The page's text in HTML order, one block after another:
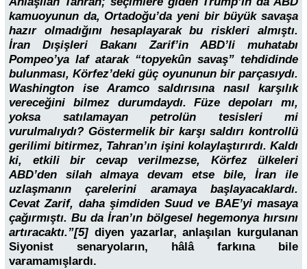
kamuoyunun da, Ortadoğu’da yeni bir büyük savaşa
hazır olmadığını hesaplayarak bu riskleri almıştı.
İran Dışişleri Bakanı Zarif’in ABD’li muhatabı
Pompeo’ya laf atarak “topyekûn savaş” tehdidinde
bulunması, Körfez’deki güç oyununun bir parçasıydı.
Washington ise Aramco saldırısına nasıl karşılık
vereceğini bilmez durumdaydı. Füze depoları mı,
yoksa satılamayan petrolün tesisleri mi
vurulmalıydı? Göstermelik bir karşı saldırı kontrollü
gerilimi bitirmez, Tahran’ın işini kolaylaştırırdı. Kaldı
ki, etkili bir cevap verilmezse, Körfez ülkeleri
ABD’den silah almaya devam etse bile, İran ile
uzlaşmanın çarelerini aramaya başlayacaklardı.
Cevat Zarif, daha şimdiden Suud ve BAE’yi masaya
çağırmıştı. Bu da İran’ın bölgesel hegemonya hırsını
artıracaktı.”[5] diyen yazarlar, anlaşılan kurgulanan
Siyonist senaryoların, hâlâ farkına bile
varamamışlardı.